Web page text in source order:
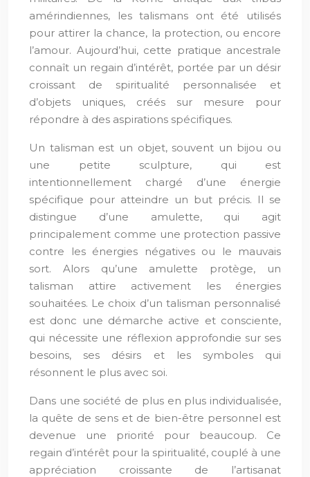
amérindiennes, les talismans ont été utilisés
pour attirer la chance, la protection, ou encore
l’amour. Aujourd’hui, cette pratique ancestrale
connaît un regain d’intérêt, portée par un désir
croissant de spiritualité personnalisée et
d’objets uniques, créés sur mesure pour
répondre à des aspirations spécifiques.
Un talisman est un objet, souvent un bijou ou
une petite sculpture, qui est
intentionnellement chargé d’une énergie
spécifique pour atteindre un but précis. Il se
distingue d’une amulette, qui agit
principalement comme une protection passive
contre les énergies négatives ou le mauvais
sort. Alors qu’une amulette protège, un
talisman attire activement les énergies
souhaitées. Le choix d’un talisman personnalisé
est donc une démarche active et consciente,
qui nécessite une réflexion approfondie sur ses
besoins, ses désirs et les symboles qui
résonnent le plus avec soi.
Dans une société de plus en plus individualisée,
la quête de sens et de bien-être personnel est
devenue une priorité pour beaucoup. Ce
regain d’intérêt pour la spiritualité, couplé à une
appréciation croissante de l’artisanat